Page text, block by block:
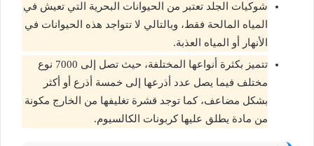
شوكيات الجلد تعتبر من الحيوانات البحرية التي تعيش في
المياه المالحة فقط، وبالتالي لا تتواجد هذه الحيوانات في
الأنهار أو المياه العذبة.
تتميز بكثرة أنواعها المختلفة، حيث تصل إلى 7000 نوع
مختلف فيما يصل عدد أذرعها إلى خمسة أذرع أو أكثر
بشكل مضاعف، كما توجد قشرة تغليفها من الخارج مكونة
من مادة يطلق عليها كربونات الكالسيوم.